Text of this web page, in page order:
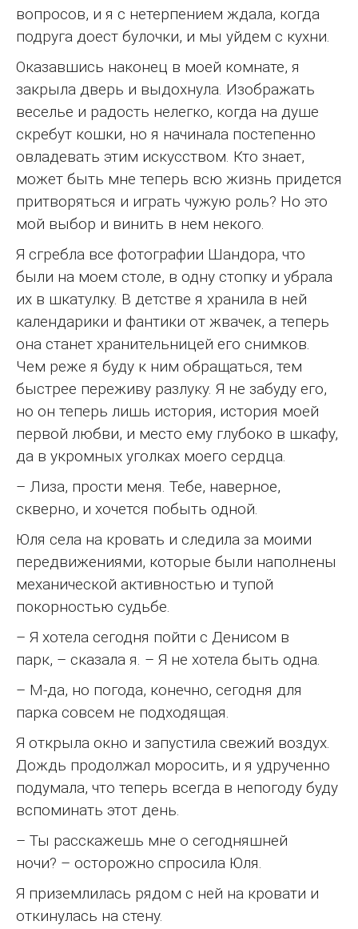
вопросов, и я с нетерпением ждала, когда
подруга доест булочки, и мы уйдем с кухни.
Оказавшись наконец в моей комнате, я
закрыла дверь и выдохнула. Изображать
веселье и радость нелегко, когда на душе
скребут кошки, но я начинала постепенно
овладевать этим искусством. Кто знает,
может быть мне теперь всю жизнь придется
притворяться и играть чужую роль? Но это
мой выбор и винить в нем некого.
Я сгребла все фотографии Шандора, что
были на моем столе, в одну стопку и убрала
их в шкатулку. В детстве я хранила в ней
календарики и фантики от жвачек, а теперь
она станет хранительницей его снимков.
Чем реже я буду к ним обращаться, тем
быстрее переживу разлуку. Я не забуду его,
но он теперь лишь история, история моей
первой любви, и место ему глубоко в шкафу,
да в укромных уголках моего сердца.
– Лиза, прости меня. Тебе, наверное,
скверно, и хочется побыть одной.
Юля села на кровать и следила за моими
передвижениями, которые были наполнены
механической активностью и тупой
покорностью судьбе.
– Я хотела сегодня пойти с Денисом в
парк, – сказала я. – Я не хотела быть одна.
– М-да, но погода, конечно, сегодня для
парка совсем не подходящая.
Я открыла окно и запустила свежий воздух.
Дождь продолжал моросить, и я удрученно
подумала, что теперь всегда в непогоду буду
вспоминать этот день.
– Ты расскажешь мне о сегодняшней
ночи? – осторожно спросила Юля.
Я приземлилась рядом с ней на кровати и
откинулась на стену.